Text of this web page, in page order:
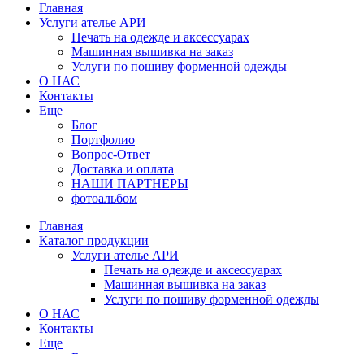
Главная
Услуги ателье АРИ
Печать на одежде и аксессуарах
Машинная вышивка на заказ
Услуги по пошиву форменной одежды
О НАС
Контакты
Еще
Блог
Портфолио
Вопрос-Ответ
Доставка и оплата
НАШИ ПАРТНЕРЫ
фотоальбом
Главная
Каталог продукции
Услуги ателье АРИ
Печать на одежде и аксессуарах
Машинная вышивка на заказ
Услуги по пошиву форменной одежды
О НАС
Контакты
Еще